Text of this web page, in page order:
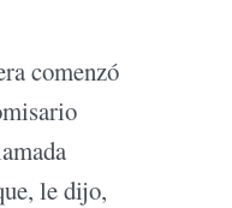
comenzó
le dijo,